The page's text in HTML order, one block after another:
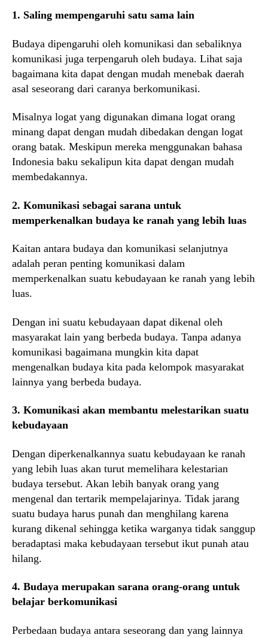
1. Saling mempengaruhi satu sama lain
Budaya dipengaruhi oleh komunikasi dan sebaliknya
komunikasi juga terpengaruh oleh budaya. Lihat saja
bagaimana kita dapat dengan mudah menebak daerah
asal seseorang dari caranya berkomunikasi.
Misalnya logat yang digunakan dimana logat orang
minang dapat dengan mudah dibedakan dengan logat
orang batak. Meskipun mereka menggunakan bahasa
Indonesia baku sekalipun kita dapat dengan mudah
membedakannya.
2. Komunikasi sebagai sarana untuk
memperkenalkan budaya ke ranah yang lebih luas
Kaitan antara budaya dan komunikasi selanjutnya
adalah peran penting komunikasi dalam
memperkenalkan suatu kebudayaan ke ranah yang lebih
luas.
Dengan ini suatu kebudayaan dapat dikenal oleh
masyarakat lain yang berbeda budaya. Tanpa adanya
komunikasi bagaimana mungkin kita dapat
mengenalkan budaya kita pada kelompok masyarakat
lainnya yang berbeda budaya.
3. Komunikasi akan membantu melestarikan suatu
kebudayaan
Dengan diperkenalkannya suatu kebudayaan ke ranah
yang lebih luas akan turut memelihara kelestarian
budaya tersebut. Akan lebih banyak orang yang
mengenal dan tertarik mempelajarinya. Tidak jarang
suatu budaya harus punah dan menghilang karena
kurang dikenal sehingga ketika warganya tidak sanggup
beradaptasi maka kebudayaan tersebut ikut punah atau
hilang.
4. Budaya merupakan sarana orang-orang untuk
belajar berkomunikasi
Perbedaan budaya antara seseorang dan yang lainnya